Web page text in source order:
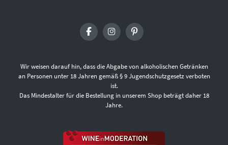
Wir weisen darauf hin, dass die Abgabe von alkoholischen Getränken
an Personen unter 18 Jahren gemäß § 9 Jugendschutzgesetz verboten
ist.
Das Mindestalter für die Bestellung in unserem Shop beträgt daher 18
Jahre.